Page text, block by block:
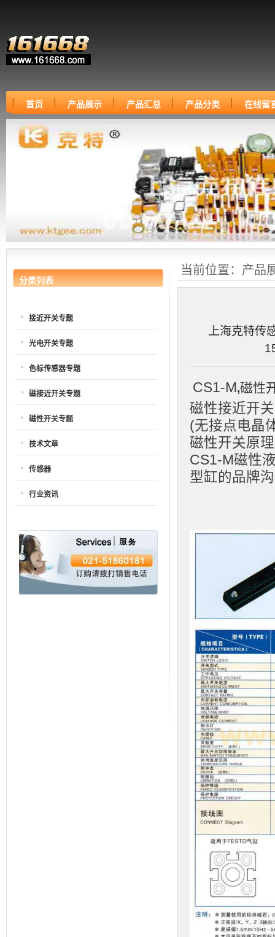
首页 产品展示 产品汇总 产品分类 在线留
当前位置： 产品
上海克特传
CS1-M,磁性
磁性接近开
(无接点电晶
磁性开关原
CS1-M磁性
型缸的品牌
分类列表
接近开关专题
光电开关专题
色标传感器专题
磁接近开关专题
磁性开关专题
技术文章
传感器
行业资讯